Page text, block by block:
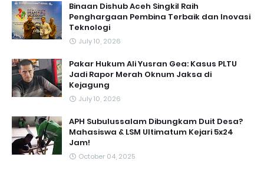
Binaan Dishub Aceh Singkil Raih
Penghargaan Pembina Terbaik dan Inovasi
Teknologi
July 10, 2026
Pakar Hukum Ali Yusran Gea: Kasus PLTU
Jadi Rapor Merah Oknum Jaksa di
Kejagung
July 10, 2026
APH Subulussalam Dibungkam Duit Desa?
Mahasiswa & LSM Ultimatum Kejari 5x24
Jam!
October 04, 2025